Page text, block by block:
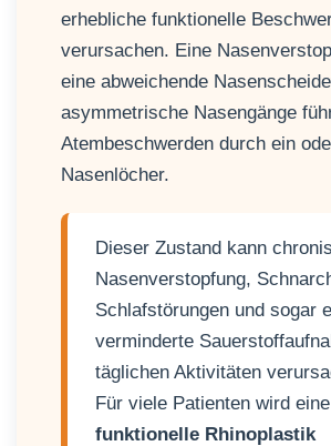
erhebliche funktionelle
verursachen. Eine
eine abweichende
asymmetrische Nasengänge
Atembeschwerden durch ein
Nasenlöcher.
Dieser Zustand kann
Nasenverstopfung,
Schlafstörungen und sogar
verminderte
täglichen Aktivitäten
Für viele Patienten wird eine
funktionelle Rhinoplastik